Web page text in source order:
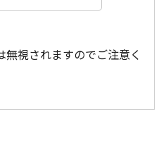
視されますのでご注意く